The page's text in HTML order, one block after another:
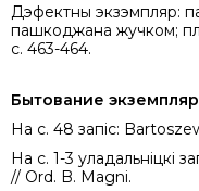
Дэфектны экзэмпляр:
пашкоджана жучком;
с. 463-464.
Бытование
На с. 48 запіс:
На с. 1-3 уладальніцкі
// Ord. B. Magni.